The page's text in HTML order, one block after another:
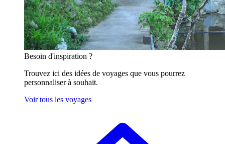
Besoin d'inspiration ?
Trouvez ici des idées de voyages que vous pourrez
personnaliser à souhait.
Voir tous les voyages